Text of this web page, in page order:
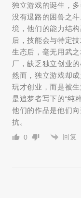
独立游戏的诞生，
没有退路的困兽之
境，他们的能力结
后，技能会与特定
生态后，毫无用武
厂，缺乏独立创业的
然而，独立游戏却
玩才创业，而是被
是追梦者写下的“纯
他们的作品是他们
抗。
0 回复